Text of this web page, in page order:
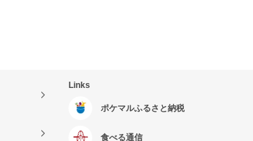
Links
ポケマルふるさと納税
食べる通信